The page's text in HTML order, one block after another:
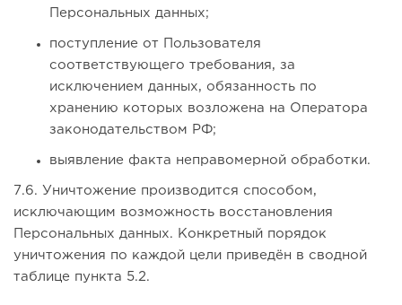
Персональных данных;
поступление от Пользователя
соответствующего требования, за
исключением данных, обязанность по
хранению которых возложена на Оператора
законодательством РФ;
выявление факта неправомерной обработки.
7.6. Уничтожение производится способом,
исключающим возможность восстановления
Персональных данных. Конкретный порядок
уничтожения по каждой цели приведён в сводной
таблице пункта 5.2.